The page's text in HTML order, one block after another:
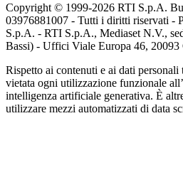
Copyright © 1999-2026 RTI S.p.A.
03976881007 - Tutti i diritti riservati -
S.p.A. - RTI S.p.A., Mediaset N.V.,
Bassi) - Uffici Viale Europa 46,
Rispetto ai contenuti e ai dati personali
vietata ogni utilizzazione funzionale
intelligenza artificiale generativa. È
utilizzare mezzi automatizzati di data